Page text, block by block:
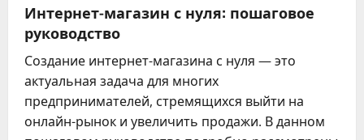
Интернет-магазин с нуля: пошаговое
руководство
Создание интернет-магазина с нуля — это
актуальная задача для многих
предпринимателей, стремящихся выйти на
онлайн-рынок и увеличить продажи. В данном